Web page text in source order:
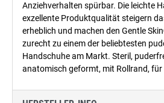
Anziehverhalten spürbar. Die leichte
exzellente Produktqualität steigern
erheblich und machen den Gentle
zurecht zu einem der beliebtesten
Handschuhe am Markt. Steril,
anatomisch geformt, mit Rollrand, für